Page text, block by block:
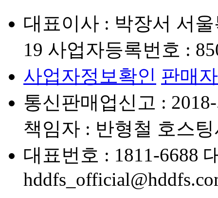
대표이사 : 박장서 서
19 사업자등록번호 :
사업자정보확인 판매
통신판매업신고 :
책임자 : 반형철 호스
대표번호 : 1811-6688